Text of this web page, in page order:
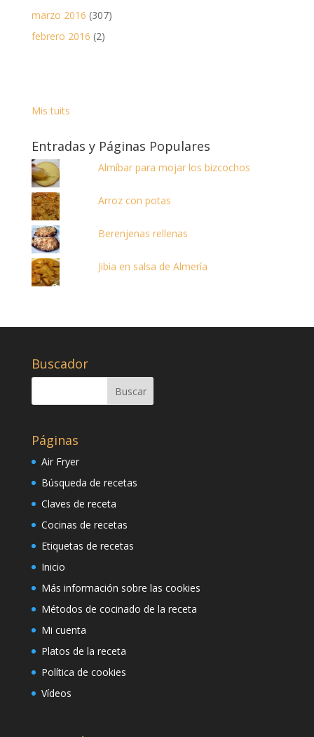
marzo 2016 (307)
febrero 2016 (2)
Mis tuits
Entradas y Páginas Populares
Almíbar para mojar los bizcochos
Arroz con potas
Berenjenas rellenas
Jibia en salsa de Almería
Buscador
Páginas
Air Fryer
Búsqueda de recetas
Claves de receta
Cocinas de recetas
Etiquetas de recetas
Inicio
Más información sobre las cookies
Métodos de cocinado de la receta
Mi cuenta
Platos de la receta
Política de cookies
Vídeos